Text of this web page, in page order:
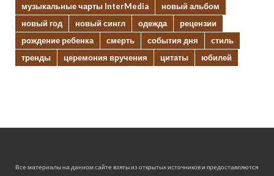
музыкальные чарты InterMedia
новый альбом
новый год
новый сингл одежда
рецензии
рождение ребенка
смерть события дня
стиль
тренды
церемония вручения цитаты юбилей
Все материалы на данном сайте взяты из открытых источников и предоставляются